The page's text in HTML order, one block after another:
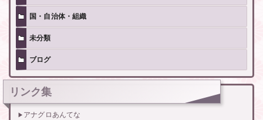
国・自治体・組織
未分類
ブログ
リンク集
アナグロあんてな